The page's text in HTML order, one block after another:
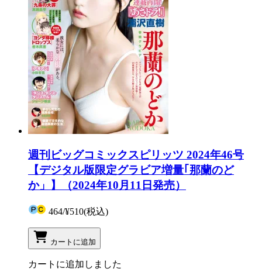
週刊ビッグコミックスピリッツ 2024年46号
【デジタル版限定グラビア増量｢那蘭のど
か」】（2024年10月11日発売）
464/¥510(税込)
カートに追加
カートに追加しました